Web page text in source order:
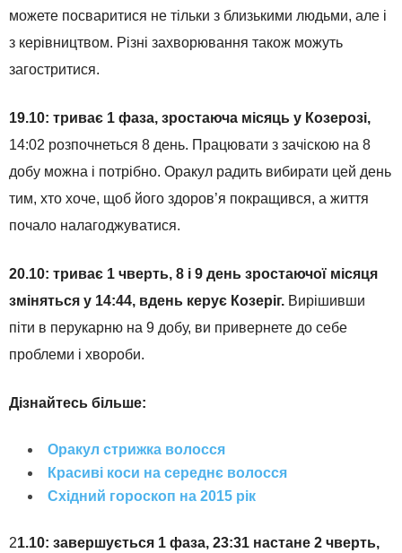
можете посваритися не тільки з близькими людьми, але і
з керівництвом. Різні захворювання також можуть
загостритися.
19.10: триває 1 фаза, зростаюча місяць у Козерозі,
14:02 розпочнеться 8 день. Працювати з зачіскою на 8
добу можна і потрібно. Оракул радить вибирати цей день
тим, хто хоче, щоб його здоров’я покращився, а життя
почало налагоджуватися.
20.10: триває 1 чверть, 8 і 9 день зростаючої місяця
зміняться у 14:44, вдень керує Козеріг. Вирішивши
піти в перукарню на 9 добу, ви привернете до себе
проблеми і хвороби.
Дізнайтесь більше:
Оракул стрижка волосся
Красиві коси на середнє волосся
Східний гороскоп на 2015 рік
21.10: завершується 1 фаза, 23:31 настане 2 чверть,